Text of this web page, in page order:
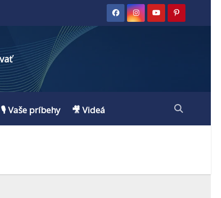
🎙️ Vaše príbehy 🎥 Videá